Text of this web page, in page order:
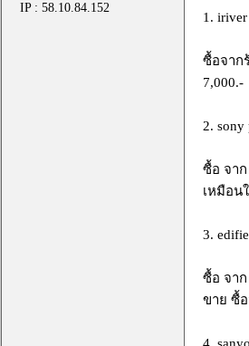
IP : 58.10.84.152
1.
ซื้อจาก
7,000.-
2.
ซื้อ จา
เหมือน
3.
ซื้อ จา
ขาย ซื้อ